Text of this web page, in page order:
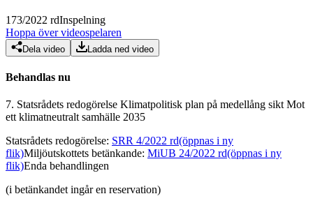
173/2022 rdInspelning
Hoppa över videospelaren
Dela video Ladda ned video
Behandlas nu
7. Statsrådets redogörelse Klimatpolitisk plan på medellång sikt Mot
ett klimatneutralt samhälle 2035
Statsrådets redogörelse: SRR 4/2022 rd(öppnas i ny
flik)Miljöutskottets betänkande: MiUB 24/2022 rd(öppnas i ny
flik)Enda behandlingen
(i betänkandet ingår en reservation)